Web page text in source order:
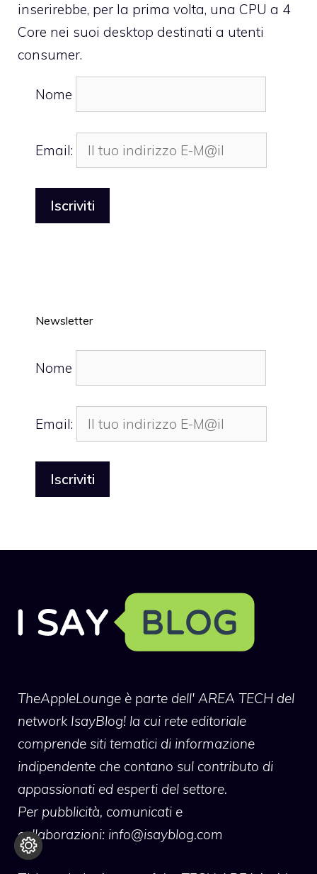
inserirebbe, per la prima volta, una CPU a 4
Core nei suoi desktop destinati a utenti
consumer.
Nome
Email:
Newsletter
Nome
Email:
TheAppleLounge è parte dell' AREA TECH del
network IsayBlog! la cui rete editoriale
comprende siti tematici di informazione
indipendente che contano sul contributo di
appassionati ed esperti del settore.
Per pubblicità, comunicati e
collaborazioni: info@isayblog.com